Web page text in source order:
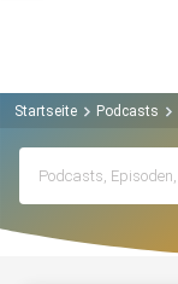
Startseite Podcasts